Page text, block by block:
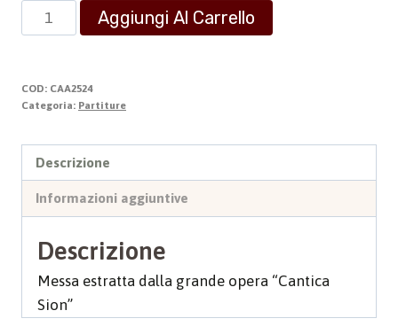
Missa
“Simplex”
Aggiungi Al Carrello
COD: CAA2524
Categoria: Partiture
Descrizione
Informazioni aggiuntive
Descrizione
Messa estratta dalla grande opera “Cantica
Sion”